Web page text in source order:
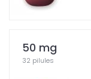
50 mg
32 pilules